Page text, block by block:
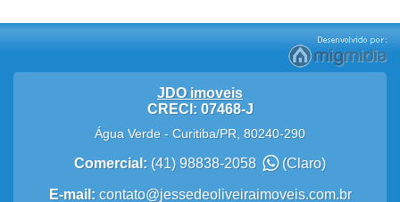
JDO imoveis
CRECI: 07468-J
Água Verde - Curitiba/PR 80240-290
Comercial: (41) 98838-2058 (Claro)
E-mail: contato@jessedeoliveiraimoveis.com.br